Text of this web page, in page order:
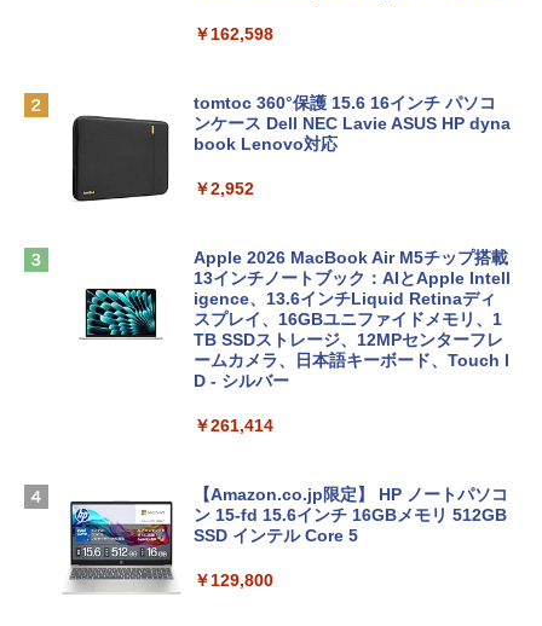
￥162,598
tomtoc 360°保護 15.6 16インチ パソコ
ンケース Dell NEC Lavie ASUS HP dyna
book Lenovo対応
￥2,952
Apple 2026 MacBook Air M5チップ搭載
13インチノートブック：AIとApple Intell
igence、13.6インチLiquid Retinaディ
スプレイ、16GBユニファイドメモリ、1
TB SSDストレージ、12MPセンターフレ
ームカメラ、日本語キーボード、Touch I
D - シルバー
￥261,414
【Amazon.co.jp限定】 HP ノートパソコ
ン 15-fd 15.6インチ 16GBメモリ 512GB
SSD インテル Core 5
￥129,800